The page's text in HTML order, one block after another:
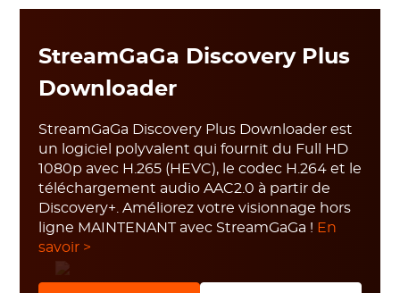
StreamGaGa Discovery Plus
Downloader
StreamGaGa Discovery Plus Downloader est
un logiciel polyvalent qui fournit du Full HD
1080p avec H.265 (HEVC), le codec H.264 et le
téléchargement audio AAC2.0 à partir de
Discovery+. Améliorez votre visionnage hors
ligne MAINTENANT avec StreamGaGa ! En
savoir >